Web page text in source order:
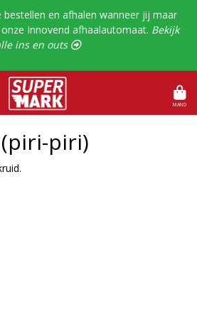
en afhalen wanneer jij maar
Innovend afhaalautomaat. Bekijk
ins en outs 
MAND
piri)